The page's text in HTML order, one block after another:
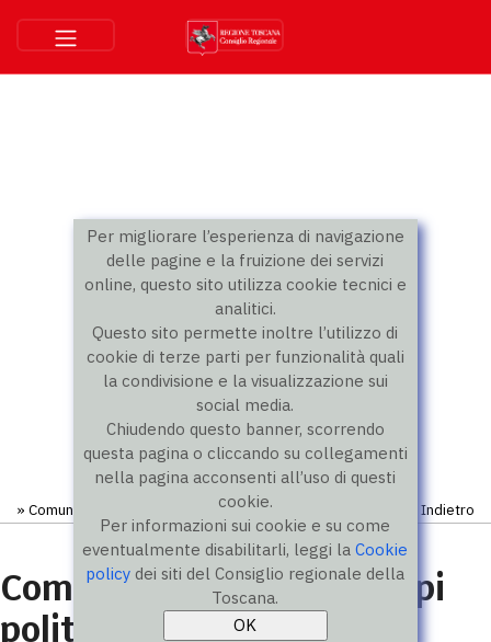
Per migliorare l’esperienza di navigazione
delle pagine e la fruizione dei servizi
online, questo sito utilizza cookie tecnici e
analitici.
Questo sito permette inoltre l’utilizzo di
cookie di terze parti per funzionalità quali
la condivisione e la visualizzazione sui
social media.
Chiudendo questo banner, scorrendo
questa pagina o cliccando su collegamenti
nella pagina acconsenti all’uso di questi
cookie.
Per informazioni sui cookie e su come
eventualmente disabilitarli, leggi laCookie
policy dei siti del Consiglio regionale della
Toscana.
» Comunicati Indietro
Comunicati stampa gruppi
politici